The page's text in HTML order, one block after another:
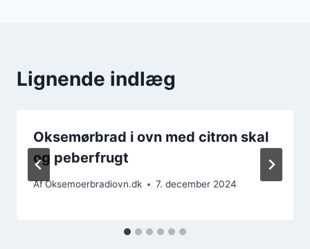
Lignende indlæg
Oksemørbrad i ovn med citron skal
og peberfrugt
AfOksemoerbradiovn.dk 7. december 2024